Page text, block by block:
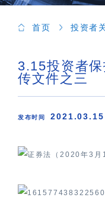
首页 投资者
3.15投资者
传文件之三
发布时间 2021.03.15